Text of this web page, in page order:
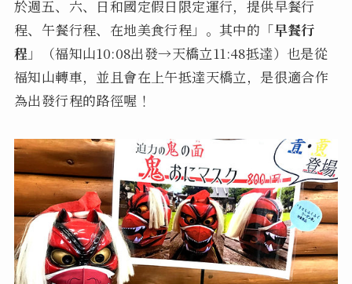
於週五、六、日和國定假日限定運行，提供早餐行
程、午餐行程、在地美食行程」。其中的「早餐行
程 」（福知山10:08出發→天橋立11:48抵達）也是從
福知山轉車，並且會在上午抵達天橋立，是很適合作
為出發行程的路徑喔！